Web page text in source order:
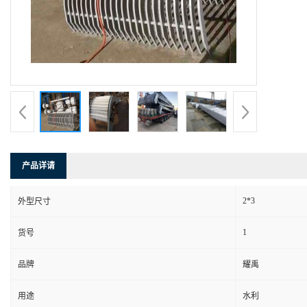
产品详请
外型尺寸 2*3
货号 1
品牌 耀禹
用途 水利